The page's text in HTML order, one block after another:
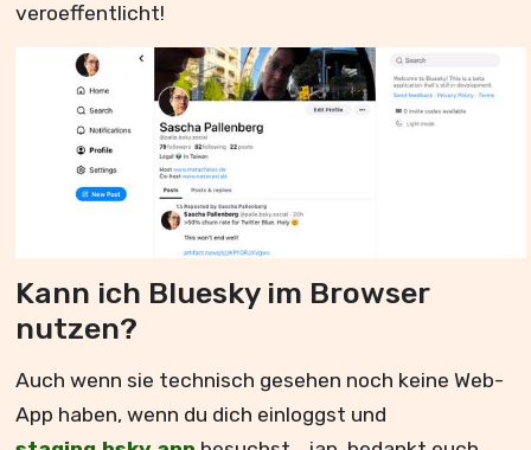
veroeffentlicht!
Kann ich Bluesky im Browser
nutzen?
Auch wenn sie technisch gesehen noch keine Web-
App haben, wenn du dich einloggst und